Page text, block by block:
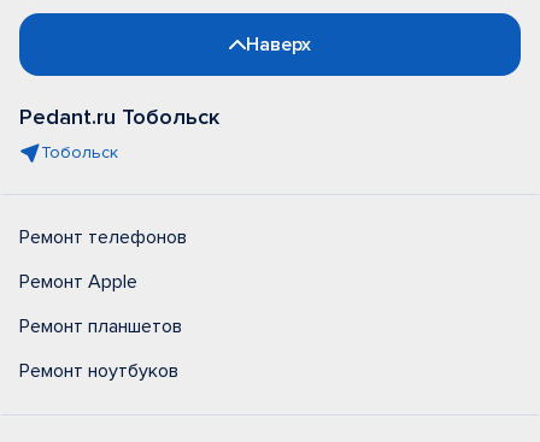
Наверх
Pedant.ru Тобольск
Тобольск
Ремонт телефонов
Ремонт Apple
Ремонт планшетов
Ремонт ноутбуков